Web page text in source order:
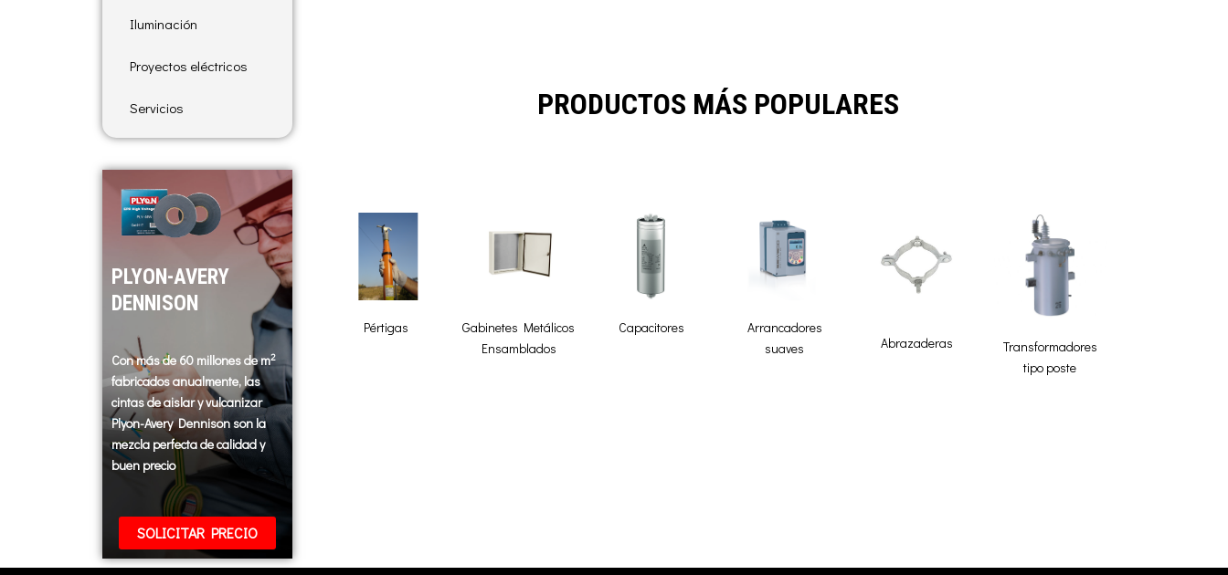
Iluminación
Proyectos eléctricos
Servicios
PLYON-AVERY
DENNISON
Con más de 60 millones de m2
fabricados anualmente, las
cintas de aislar y vulcanizar
Plyon-Avery Dennison son la
mezcla perfecta de calidad y
buen precio
SOLICITAR PRECIO
PRODUCTOS MÁS POPULARES
Pértigas
Gabinetes Metálicos
Ensamblados
Capacitores
Arrancadores
suaves
Abrazaderas
Transformadores
tipo poste